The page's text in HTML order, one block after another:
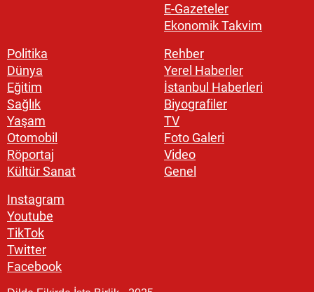
E-Gazeteler
Ekonomik Takvim
Politika
Dünya
Eğitim
Sağlık
Yaşam
Otomobil
Röportaj
Kültür Sanat
Rehber
Yerel Haberler
İstanbul Haberleri
Biyografiler
TV
Foto Galeri
Video
Genel
Instagram
Youtube
TikTok
Twitter
Facebook